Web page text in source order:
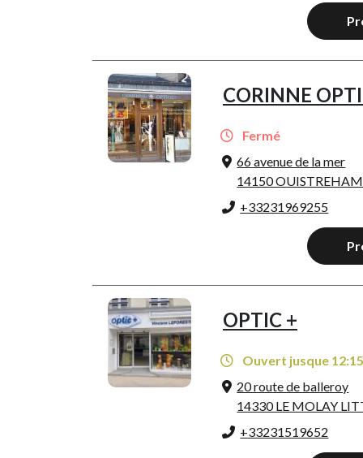
CORINNE
Fermé
66 avenue de la mer
14150 OUISTREHAM
+33231969255
OPTIC +
Ouvert jusque 12:15
20 route de balleroy
14330 LE MOLAY
+33231519652